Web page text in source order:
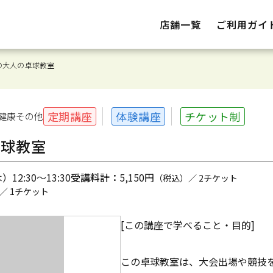
店舗一覧 ご利用ガイ
人の卓球教室
康その他 定期講座 体験講座 チケット制
教室
12:30～13:30受講料計： 5,150円 （税込）／ 2チケット
1チケット
[この講座で学べること・目的]
この卓球教室は、大会出場や競技